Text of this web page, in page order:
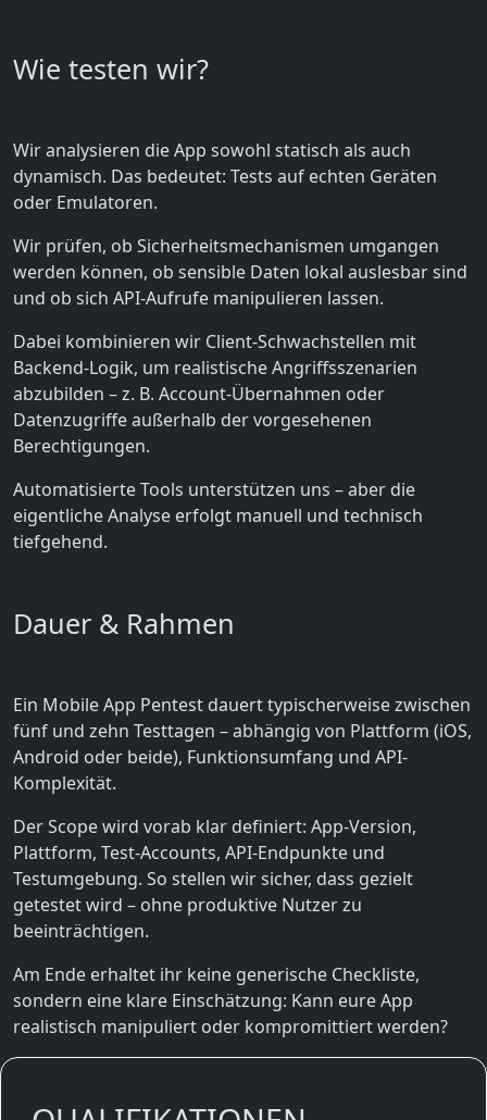
Wie testen wir?
Wir analysieren die App sowohl statisch als auch
dynamisch. Das bedeutet: Tests auf echten Geräten
oder Emulatoren.
Wir prüfen, ob Sicherheitsmechanismen umgangen
werden können, ob sensible Daten lokal auslesbar sind
und ob sich API-Aufrufe manipulieren lassen.
Dabei kombinieren wir Client-Schwachstellen mit
Backend-Logik, um realistische Angriffsszenarien
abzubilden – z. B. Account-Übernahmen oder
Datenzugriffe außerhalb der vorgesehenen
Berechtigungen.
Automatisierte Tools unterstützen uns – aber die
eigentliche Analyse erfolgt manuell und technisch
tiefgehend.
Dauer & Rahmen
Ein Mobile App Pentest dauert typischerweise zwischen
fünf und zehn Testtagen – abhängig von Plattform (iOS,
Android oder beide), Funktionsumfang und API-
Komplexität.
Der Scope wird vorab klar definiert: App-Version,
Plattform, Test-Accounts, API-Endpunkte und
Testumgebung. So stellen wir sicher, dass gezielt
getestet wird – ohne produktive Nutzer zu
beeinträchtigen.
Am Ende erhaltet ihr keine generische Checkliste,
sondern eine klare Einschätzung: Kann eure App
realistisch manipuliert oder kompromittiert werden?